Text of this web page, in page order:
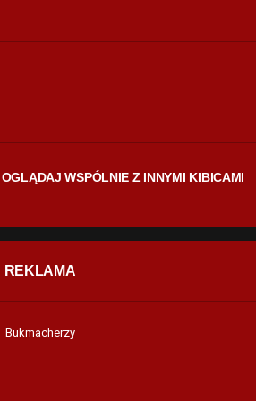
OGLĄDAJ WSPÓLNIE Z INNYMI KIBICAMI
REKLAMA
Bukmacherzy